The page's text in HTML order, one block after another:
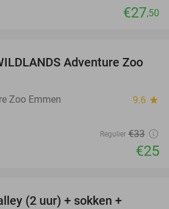
€27,50
24%
Adventure Zoo
Zoo Emmen 9.6 star
Regulier €33
€25
(2 uur) + sokken +